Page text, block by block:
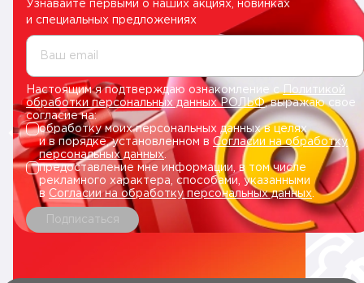
Узнавайте первыми о наших акциях, новинках
и специальных предложениях
Ваш email
Настоящим я подтверждаю ознакомление сПолитикой
обработки персональных данных РОЛЬФ, выражаю свое
согласие на:
обработку моих персональных данных в целях
и в порядке, установленном в Согласии на обработку
персональных данных.
предоставление мне информации, в том числе
рекламного характера, способами, указанными
в Согласии на обработку персональных данных
Подписаться